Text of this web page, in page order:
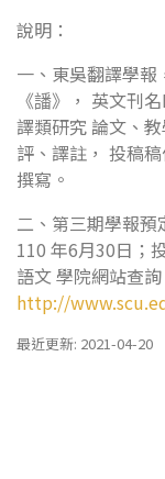
說明：
一、東吳翻譯學
《譒》， 英文刊
譯類研究 論文、
評、譯註， 投稿
撰寫。
二、第三期學報
110 年6月30日；
語文 學院網站查
http://
最近更新: 2021-04-20